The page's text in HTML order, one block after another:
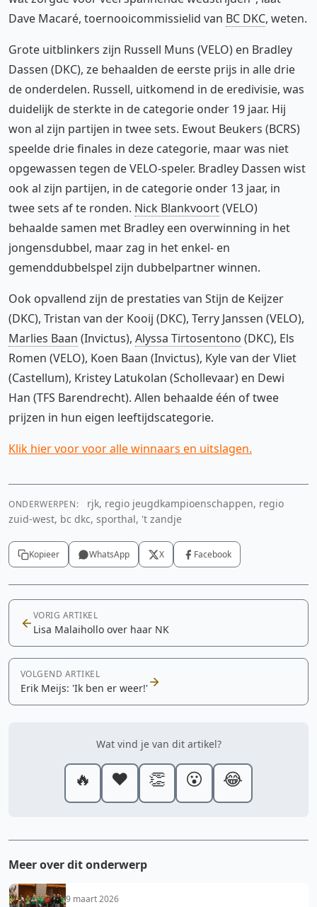
Dave Macaré, toernooicommissielid van BC DKC, weten.
Grote uitblinkers zijn Russell Muns (VELO) en Bradley
Dassen (DKC), ze behaalden de eerste prijs in alle drie
de onderdelen. Russell, uitkomend in de eredivisie, was
duidelijk de sterkte in de categorie onder 19 jaar. Hij
won al zijn partijen in twee sets. Ewout Beukers (BCRS)
speelde drie finales in deze categorie, maar was niet
opgewassen tegen de VELO-speler. Bradley Dassen wist
ook al zijn partijen, in de categorie onder 13 jaar, in
twee sets af te ronden. Nick Blankvoort(VELO)
behaalde samen met Bradley een overwinning in het
jongensdubbel, maar zag in het enkel- en
gemenddubbelspel zijn dubbelpartner winnen.
Ook opvallend zijn de prestaties van Stijn de Keijzer
(DKC), Tristan van der Kooij (DKC), Terry Janssen (VELO),
Marlies Baan (Invictus), Alyssa Tirtosentono (DKC), Els
Romen (VELO), Koen Baan (Invictus), Kyle van der Vliet
(Castellum), Kristey Latukolan (Schollevaar) en Dewi
Han (TFS Barendrecht). Allen behaalde één of twee
prijzen in hun eigen leeftijdscategorie.
Klik hier voor voor alle winnaars en uitslagen.
ONDERWERPEN:
rjk, regio jeugdkampioenschappen, regio
zuid-west, bc dkc, sporthal, 't zandje
Kopieer WhatsApp X Facebook
VORIG ARTIKEL
Lisa Malaihollo over haar NK
VOLGEND ARTIKEL
Erik Meijs: 'Ik ben er weer!'
Wat vind je van dit artikel?
🔥 ❤️ 👏 😮 😂
Meer over dit onderwerp
9 maart 2026